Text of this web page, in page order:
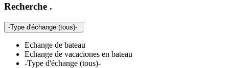
Recherche .
-Type d'échange (tous)-
Echange de bateau
Echange de vacaciones en bateau
-Type d'échange (tous)-